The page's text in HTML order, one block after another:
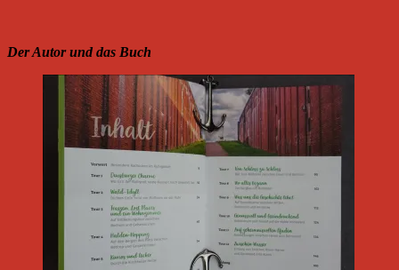
Der Autor und das Buch